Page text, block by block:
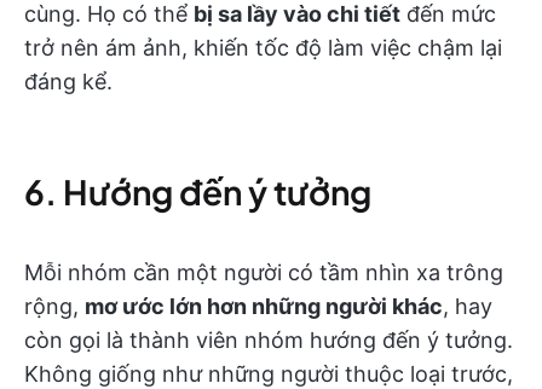
cùng. Họ có thể bị sa lầy vào chi tiết đến mức
trở nên ám ảnh, khiến tốc độ làm việc chậm lại
đáng kể.
6. Hướng đến ý tưởng
Mỗi nhóm cần một người có tầm nhìn xa trông
rộng, mơ ước lớn hơn những người khác, hay
còn gọi là thành viên nhóm hướng đến ý tưởng.
Không giống như những người thuộc loại trước,